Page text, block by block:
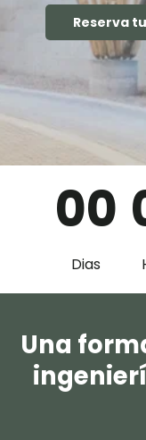
Reserva
00
Dias
Una